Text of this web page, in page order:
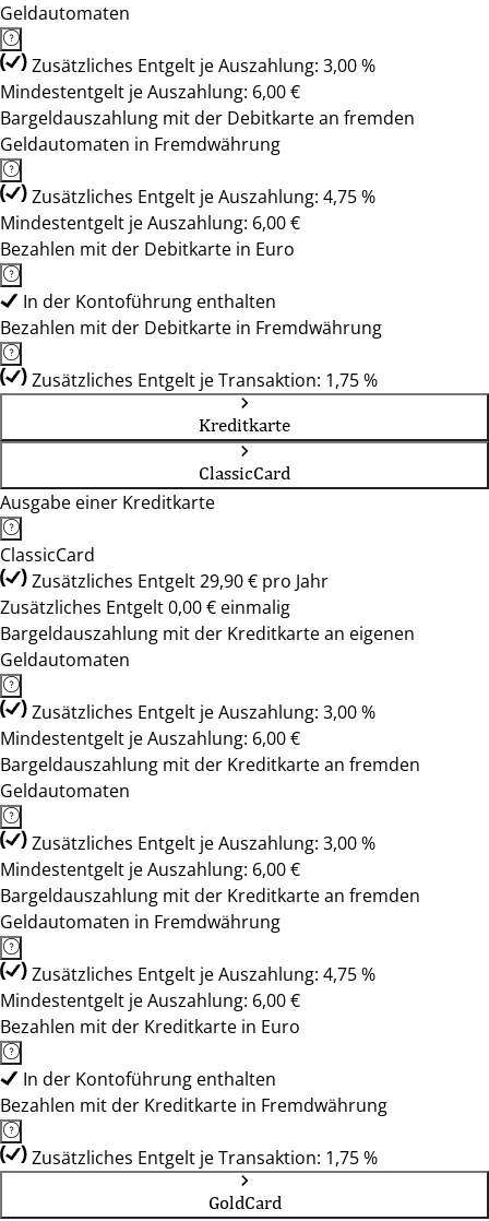
Geldautomaten
Zusätzliches Entgelt je Auszahlung: 3,00 %
Mindestentgelt je Auszahlung: 6,00 €
Bargeldauszahlung mit der Debitkarte an fremden
Geldautomaten in Fremdwährung
Zusätzliches Entgelt je Auszahlung: 4,75 %
Mindestentgelt je Auszahlung: 6,00 €
Bezahlen mit der Debitkarte in Euro
In der Kontoführung enthalten
Bezahlen mit der Debitkarte in Fremdwährung
Zusätzliches Entgelt je Transaktion: 1,75 %
Kreditkarte
ClassicCard
Ausgabe einer Kreditkarte
ClassicCard
Zusätzliches Entgelt 29,90 € pro Jahr
Zusätzliches Entgelt 0,00 € einmalig
Bargeldauszahlung mit der Kreditkarte an eigenen
Geldautomaten
Zusätzliches Entgelt je Auszahlung: 3,00 %
Mindestentgelt je Auszahlung: 6,00 €
Bargeldauszahlung mit der Kreditkarte an fremden
Geldautomaten
Zusätzliches Entgelt je Auszahlung: 3,00 %
Mindestentgelt je Auszahlung: 6,00 €
Bargeldauszahlung mit der Kreditkarte an fremden
Geldautomaten in Fremdwährung
Zusätzliches Entgelt je Auszahlung: 4,75 %
Mindestentgelt je Auszahlung: 6,00 €
Bezahlen mit der Kreditkarte in Euro
In der Kontoführung enthalten
Bezahlen mit der Kreditkarte in Fremdwährung
Zusätzliches Entgelt je Transaktion: 1,75 %
GoldCard